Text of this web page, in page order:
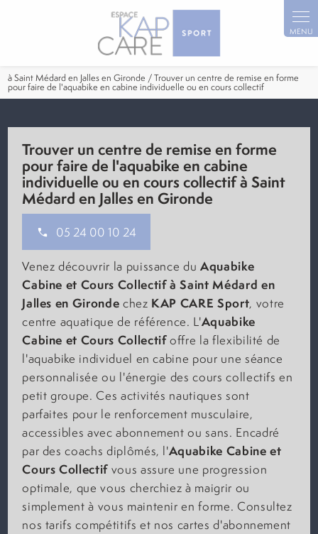
à Saint Médard en Jalles en Gironde / Trouver un centre de remise en forme
pour faire de l'aquabike en cabine individuelle ou en cours collectif
Trouver un centre de remise en forme
pour faire de l'aquabike en cabine
individuelle ou en cours collectif à Saint
Médard en Jalles en Gironde
05 24 00 10 24
Venez découvrir la puissance duAquabike
Cabine et Cours Collectif à Saint Médard en
Jalles en Gironde chez KAP CARE Sport, votre
centre aquatique de référence. L'Aquabike
Cabine et Cours Collectifoffre la flexibilité de
l'aquabike individuel en cabine pour une séance
personnalisée ou l'énergie des cours collectifs en
petit groupe. Ces activités nautiques sont
parfaites pour le renforcement musculaire,
accessibles avec abonnement ou sans. Encadré
par des coachs diplômés, l'Aquabike Cabine et
Cours Collectifvous assure une progression
optimale, que vous cherchiez à maigrir ou
simplement à vous maintenir en forme. Consultez
nos tarifs compétitifs et nos cartes d'abonnement